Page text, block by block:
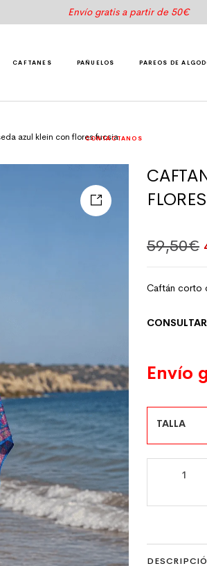
Envío gratis a partir de 50€
CAFTANES PAÑUELOS PAREOS DE
CONTÁCTANOS
azul klein con flores fucsia
59,50€
Caftán corto
Envío
TALLA
CAFTAN